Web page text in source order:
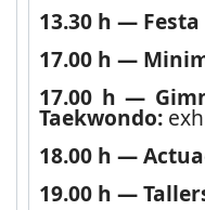
13.30 h —
17.00 h —
17.00 h —
Taekwondo:
18.00 h —
19.00 h —